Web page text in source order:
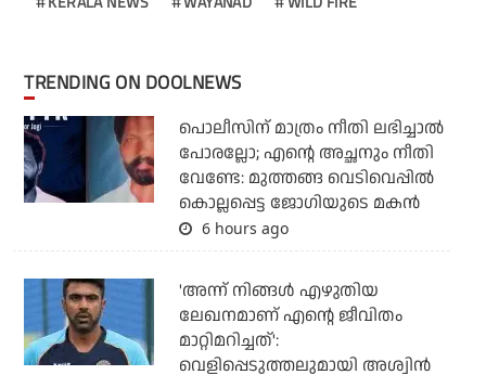
TRENDING ON DOOLNEWS
പൊലീസിന് മാത്രം നീതി ലഭിച്ചാല്‍
പോരല്ലോ; എന്റെ അച്ഛനും നീതി
വേണ്ടേ: മുത്തങ്ങ വെടിവെപ്പില്‍
കൊല്ലപ്പെട്ട ജോഗിയുടെ മകന്‍
6 hours ago
'അന്ന് നിങ്ങള്‍ എഴുതിയ
ലേഖനമാണ് എന്റെ ജീവിതം
മാറ്റിമറിച്ചത്':
വെളിപ്പെടുത്തലുമായി അശ്വിന്‍